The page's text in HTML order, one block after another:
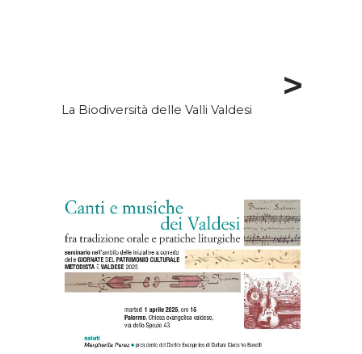
>
La Biodiversità delle Valli Valdesi